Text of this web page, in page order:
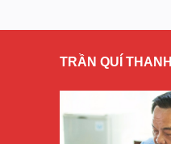
TRẦN QUÍ THANH